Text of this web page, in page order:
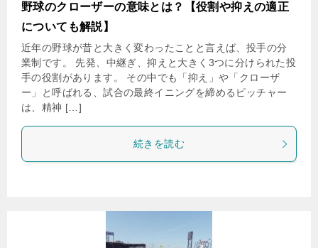
野球のクローザーの意味とは？【役割や抑えの適正
についても解説】
近年の野球が昔と大きく変わったことと言えば、投手の分
業制です。 先発、中継ぎ、抑えと大きく3つに分けられた投
手の役割があります。 その中でも「抑え」や「クローザ
ー」と呼ばれる、試合の最終イニングを締めるピッチャー
は、精神 […]
続きを読む